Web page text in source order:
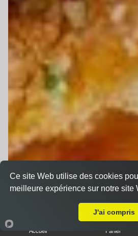
Accueil Panier
Ce site Web utilise des cookies
meilleure expérience sur notre site
J'ai compris